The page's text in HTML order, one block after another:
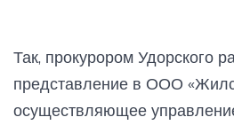
Так, прокурором Удорского
представление в ООО
осуществляющее